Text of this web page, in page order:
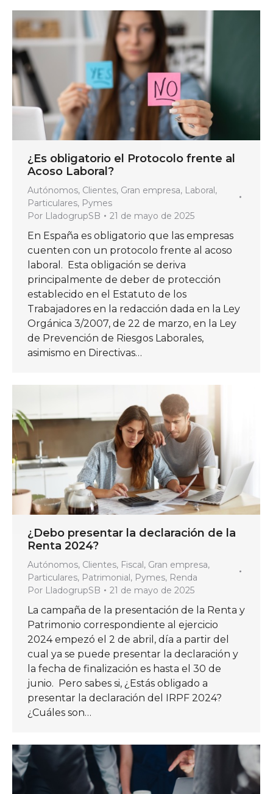
¿Es obligatorio el Protocolo frente al
Acoso Laboral?
Autónomos, Clientes, Gran empresa, Laboral,
Particulares, Pymes
Por LladogrupSB 21 de mayo de 2025
En España es obligatorio que las empresas
cuenten con un protocolo frente al acoso
laboral. Esta obligación se deriva
principalmente de deber de protección
establecido en el Estatuto de los
Trabajadores en la redacción dada en la Ley
Orgánica 3/2007, de 22 de marzo, en la Ley
de Prevención de Riesgos Laborales,
asimismo en Directivas…
¿Debo presentar la declaración de la
Renta 2024?
Autónomos, Clientes, Fiscal, Gran empresa,
Particulares, Patrimonial, Pymes, Renda
Por LladogrupSB 21 de mayo de 2025
La campaña de la presentación de la Renta y
Patrimonio correspondiente al ejercicio
2024 empezó el 2 de abril, día a partir del
cual ya se puede presentar la declaración y
la fecha de finalización es hasta el 30 de
junio. Pero sabes si, ¿Estás obligado a
presentar la declaración del IRPF 2024?
¿Cuáles son…